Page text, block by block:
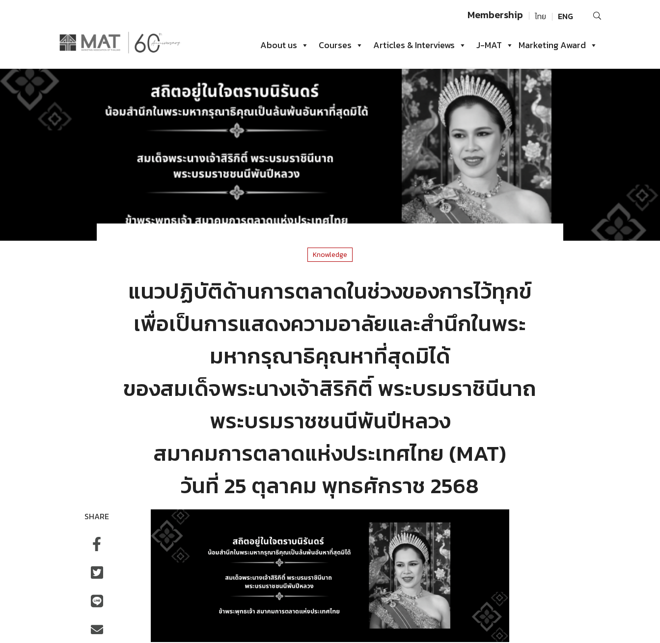
Membership ไทย ENG
Search
About us
Courses Articles & Interviews J-MAT Marketing Award
Knowledge
แนวปฏิบัติด้านการตลาดในช่วงของการไว้ทุกข์
เพื่อเป็นการแสดงความอาลัยและสำนึกในพระ
มหากรุณาธิคุณหาที่สุดมิได้
ของสมเด็จพระนางเจ้าสิริกิติ์ พระบรมราชินีนาถ
พระบรมราชชนนีพันปีหลวง
สมาคมการตลาดแห่งประเทศไทย (MAT)
วันที่ 25 ตุลาคม พุทธศักราช 2568
SHARE